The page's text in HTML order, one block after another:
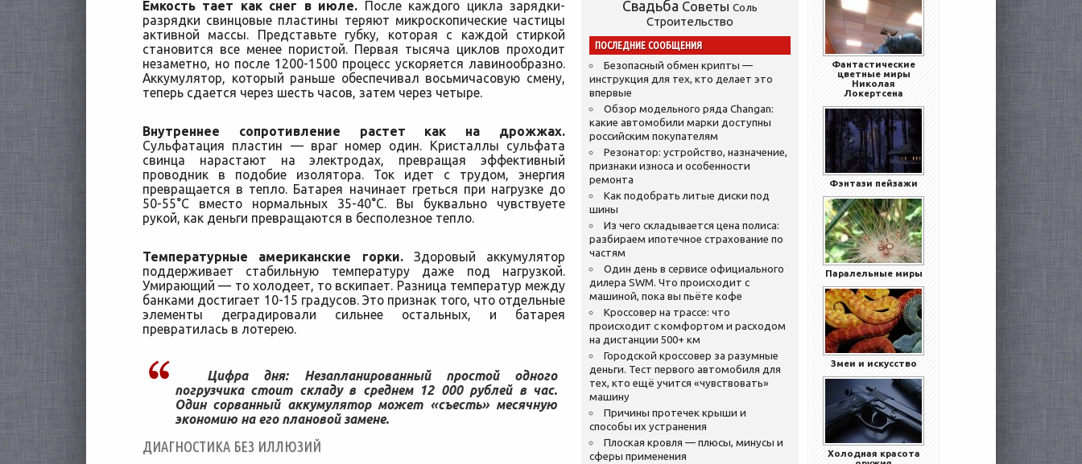
Емкость тает как снег в июле. После каждого цикла зарядки-
разрядки свинцовые пластины теряют микроскопические частицы
активной массы. Представьте губку, которая с каждой стиркой
становится все менее пористой. Первая тысяча циклов проходит
незаметно, но после 1200-1500 процесс ускоряется лавинообразно.
Аккумулятор, который раньше обеспечивал восьмичасовую смену,
теперь сдается через шесть часов, затем через четыре.
Внутреннее сопротивление растет как на дрожжах.
Сульфатация пластин — враг номер один. Кристаллы сульфата
свинца нарастают на электродах, превращая эффективный
проводник в подобие изолятора. Ток идет с трудом, энергия
превращается в тепло. Батарея начинает греться при нагрузке до
50-55°C вместо нормальных 35-40°C. Вы буквально чувствуете
рукой, как деньги превращаются в бесполезное тепло.
Температурные американские горки.Здоровый аккумулятор
поддерживает стабильную температуру даже под нагрузкой.
Умирающий — то холодеет, то вскипает. Разница температур между
банками достигает 10-15 градусов. Это признак того, что отдельные
элементы деградировали сильнее остальных, и батарея
превратилась в лотерею.
Цифра дня:Незапланированный простой одного
погрузчика стоит складу в среднем 12 000 рублей в час.
Один сорванный аккумулятор может «съесть» месячную
экономию на его плановой замене.
ДИАГНОСТИКА БЕЗ ИЛЛЮЗИЙ
Свадьба Советы Соль
Строительство
ПОСЛЕДНИЕ СООБЩЕНИЯ
Безопасный обмен крипты —
инструкция для тех, кто делает это
впервые
Обзор модельного ряда Changan:
какие автомобили марки доступны
российским покупателям
Резонатор: устройство, назначение,
признаки износа и особенности
ремонта
Как подобрать литые диски под
шины
Из чего складывается цена полиса:
разбираем ипотечное страхование по
частям
Один день в сервисе официального
дилера SWM. Что происходит с
машиной, пока вы пьёте кофе
Кроссовер на трассе: что
происходит с комфортом и расходом
на дистанции 500+ км
Городской кроссовер за разумные
деньги. Тест первого автомобиля для
тех, кто ещё учится «чувствовать»
машину
Причины протечек крыши и
способы их устранения
Плоская кровля — плюсы, минусы и
сферы применения
Фантастические
цветные миры
Николая
Локертсена
Фэнтази пейзажи
Паралельные миры
Змеи и искусство
Холодная красота